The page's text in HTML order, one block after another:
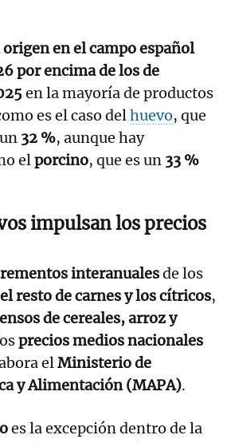
origen en el campo español
por encima de los de
en la mayoría de productos
es el caso delhuevo, que
32 %, aunque hay
elporcino, que es un 33 %
impulsan los precios
interanualesde los
resto de carnes y los cítricos,
de cereales, arroz y
precios medios nacionales
elMinisterio de
y Alimentación (MAPA).
es la excepción dentro de la